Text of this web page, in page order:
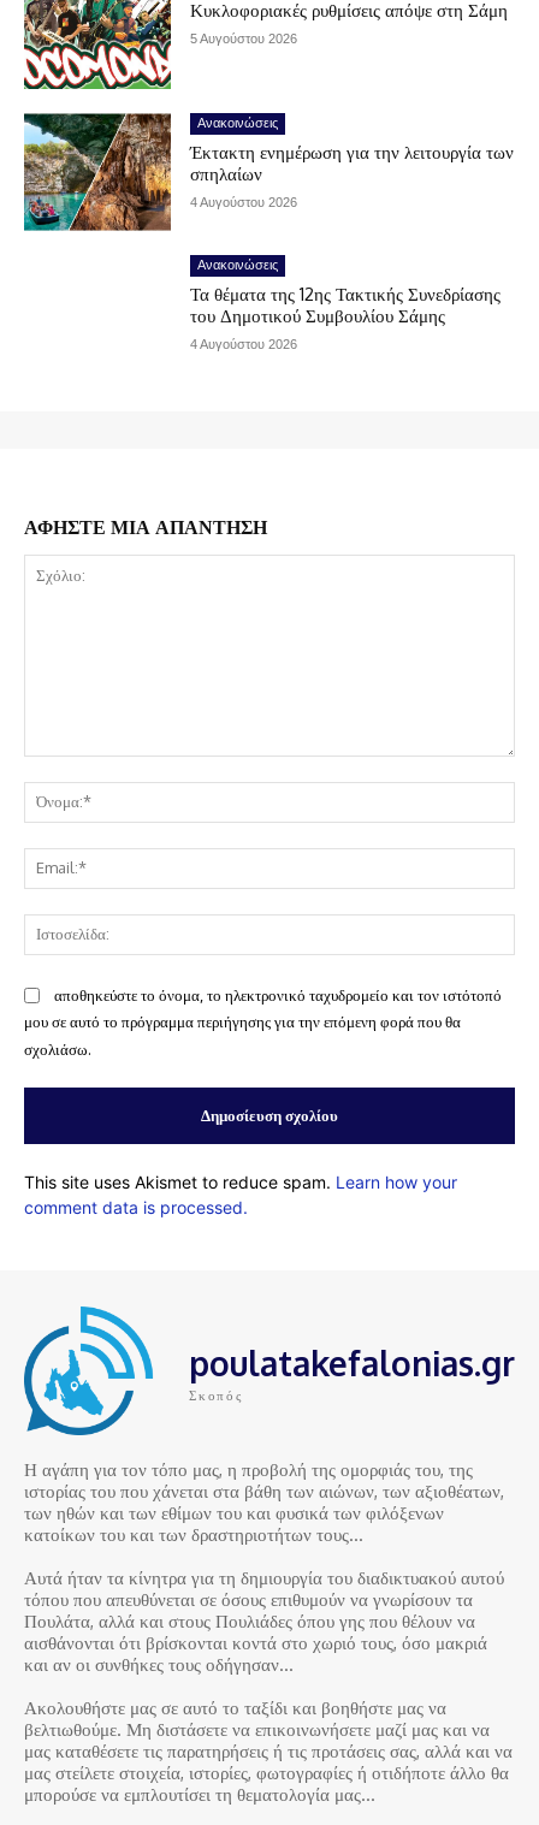
Κυκλοφοριακές ρυθμίσεις απόψε στη Σάμη
5 Αυγούστου 2026
Ανακοινώσεις
Έκτακτη ενημέρωση για την λειτουργία των
σπηλαίων
4 Αυγούστου 2026
Ανακοινώσεις
Τα θέματα της 12ης Τακτικής Συνεδρίασης
του Δημοτικού Συμβουλίου Σάμης
4 Αυγούστου 2026
ΑΦΗΣΤΕ ΜΙΑ ΑΠΑΝΤΗΣΗ
αποθηκεύστε το όνομα, το ηλεκτρονικό ταχυδρομείο και τον ιστότοπό
μου σε αυτό το πρόγραμμα περιήγησης για την επόμενη φορά που θα
σχολιάσω.
This site uses Akismet to reduce spam. Learn how your
comment data is processed.
poulatakefalonias.gr
Σκοπός
Η αγάπη για τον τόπο μας, η προβολή της ομορφιάς του, της
ιστορίας του που χάνεται στα βάθη των αιώνων, των αξιοθέατων,
των ηθών και των εθίμων του και φυσικά των φιλόξενων
κατοίκων του και των δραστηριοτήτων τους…
Αυτά ήταν τα κίνητρα για τη δημιουργία του διαδικτυακού αυτού
τόπου που απευθύνεται σε όσους επιθυμούν να γνωρίσουν τα
Πουλάτα, αλλά και στους Πουλιάδες όπου γης που θέλουν να
αισθάνονται ότι βρίσκονται κοντά στο χωριό τους, όσο μακριά
και αν οι συνθήκες τους οδήγησαν…
Ακολουθήστε μας σε αυτό το ταξίδι και βοηθήστε μας να
βελτιωθούμε. Μη διστάσετε να επικοινωνήσετε μαζί μας και να
μας καταθέσετε τις παρατηρήσεις ή τις προτάσεις σας, αλλά και να
μας στείλετε στοιχεία, ιστορίες, φωτογραφίες ή οτιδήποτε άλλο θα
μπορούσε να εμπλουτίσει τη θεματολογία μας…